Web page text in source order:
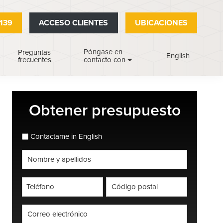
ACCESO CLIENTES UBICACIONES
Preguntas
frecuentes
Póngase en
contacto con
English
Barra
lateral
principal
Obtener presupuesto
Contactame in English
completo
*
*
Código
postal
*